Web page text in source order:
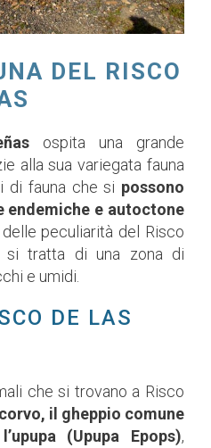
DEL RISCO
ospita una grande
alla sua variegata fauna
di fauna che si possono
endemiche e autoctone
delle peculiarità del Risco
tratta di una zona di
e umidi.
DE LAS
che si trovano a Risco
il gheppio comune
l’upupa (Upupa Epops),